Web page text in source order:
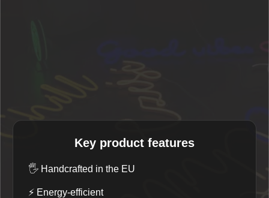
Key product features
🖐️ Handcrafted in the EU
⚡ Energy-efficient